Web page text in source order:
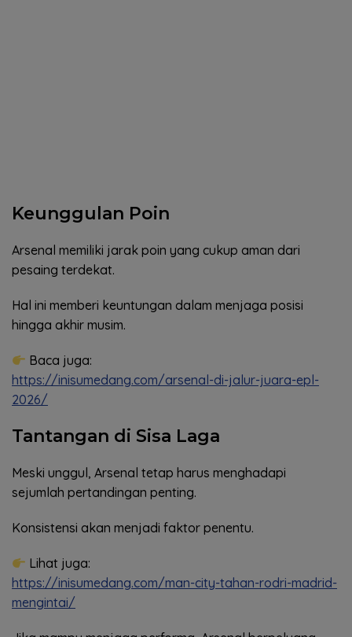
Keunggulan Poin
Arsenal memiliki jarak poin yang cukup aman dari
pesaing terdekat.
Hal ini memberi keuntungan dalam menjaga posisi
hingga akhir musim.
Baca juga:
https://inisumedang.com/arsenal-di-jalur-juara-epl-
2026/
Tantangan di Sisa Laga
Meski unggul, Arsenal tetap harus menghadapi
sejumlah pertandingan penting.
Konsistensi akan menjadi faktor penentu.
Lihat juga:
https://inisumedang.com/man-city-tahan-rodri-madrid-
mengintai/